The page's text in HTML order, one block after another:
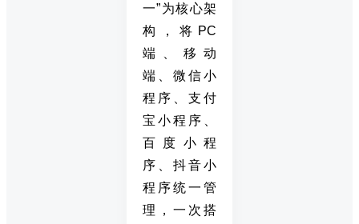
一”为核心架
构，将PC
端、移动
端、微信小
程序、支付
宝小程序、
百度小程
序、抖音小
程序统一管
理，一次搭